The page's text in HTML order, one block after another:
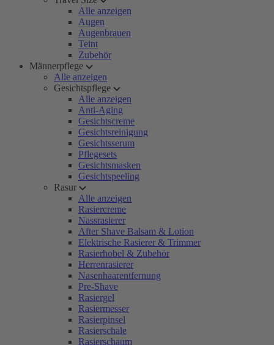
Alle anzeigen
Augen
Augenbrauen
Teint
Zubehör
Männerpflege
Alle anzeigen
Gesichtspflege
Alle anzeigen
Anti-Aging
Gesichtscreme
Gesichtsreinigung
Gesichtsserum
Pflegesets
Gesichtsmasken
Gesichtspeeling
Rasur
Alle anzeigen
Rasiercreme
Nassrasierer
After Shave Balsam & Lotion
Elektrische Rasierer & Trimmer
Rasierhobel & Zubehör
Herrenrasierer
Nasenhaarentfernung
Pre-Shave
Rasiergel
Rasiermesser
Rasierpinsel
Rasierschale
Rasierschaum